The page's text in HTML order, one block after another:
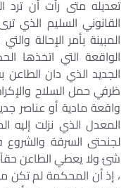
تعديله متى رأت أن
القانوني السليم الذي
المبينة بأمر الإحالة
الواقعة التي اتخذها
الجديد الذي دان
ظرفي حمل السلاح
واقعة مادية أو عناصر
المعدل الذي نزلت إليه
لجنحتى السرقة
شئ ولا يعطي الطاعن حقاً
، إذ أن المحكمة لم تكن